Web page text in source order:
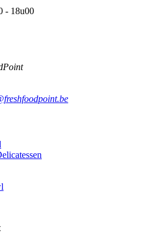
- 18u00